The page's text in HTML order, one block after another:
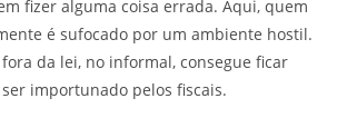
fizer alguma coisa errada. Aqui, quem
é sufocado por um ambiente hostil.
da lei, no informal, consegue ficar
importunado pelos fiscais.